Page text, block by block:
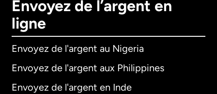
Envoyez de l’argent en
ligne
Envoyez de l'argent au Nigeria
Envoyez de l'argent aux Philippines
Envoyez de l'argent en Inde